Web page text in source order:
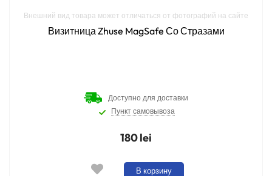
Внешний вид товара может отличаться от фотографий на сайте
Визитница Zhuse MagSafe Со Стразами
Доступно для доставки
Пункт самовывоза
180 lei
В корзину